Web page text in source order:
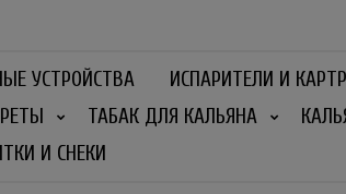
УСТРОЙСТВА
ИСПАРИТЕЛИ И
ТАБАК ДЛЯ КАЛЬЯНА
И СНЕКИ